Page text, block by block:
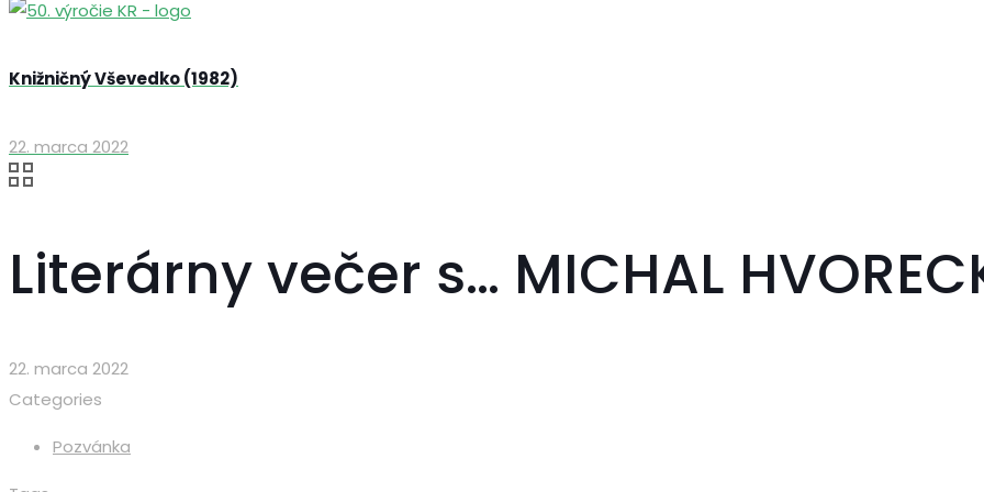
Knižničný Vševedko (1982)
22. marca 2022
Literárny večer s… MICHAL
22. marca 2022
Categories
Pozvánka